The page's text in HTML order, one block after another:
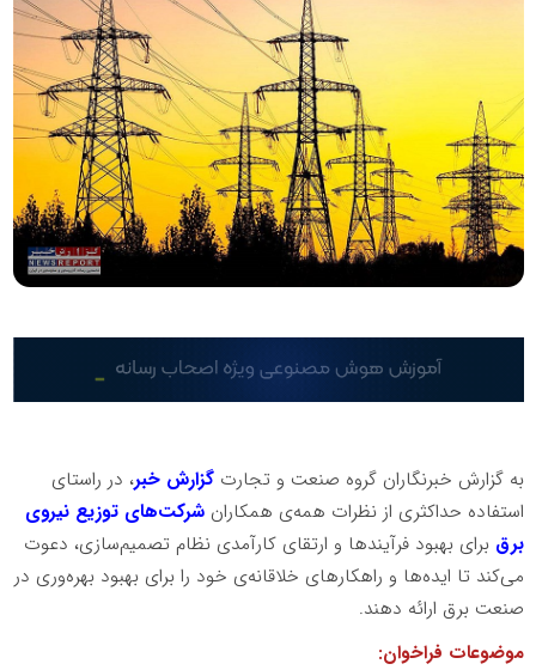
به گزارش خبرنگاران گروه صنعت و تجارتگزارش خبر، در راستای
استفاده حداکثری از نظرات همه‌ی همکارانشرکت‌های توزیع نیروی
برق برای بهبود فرآیندها و ارتقای کارآمدی نظام تصمیم‌سازی، دعوت
می‌کند تا ایده‌ها و راهکارهای خلاقانه‌ی خود را برای بهبود بهره‌وری در
صنعت برق ارائه دهند.
موضوعات فراخوان: